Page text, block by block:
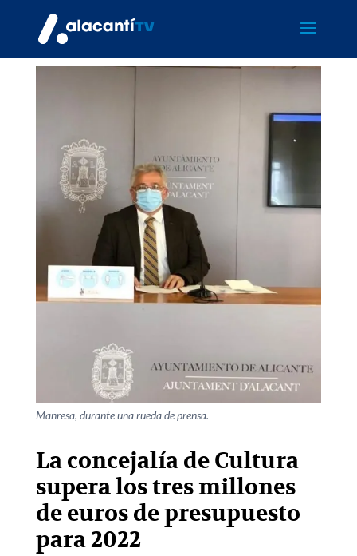
Manresa, durante una rueda de prensa.
La concejalía de Cultura
supera los tres millones
de euros de presupuesto
para 2022